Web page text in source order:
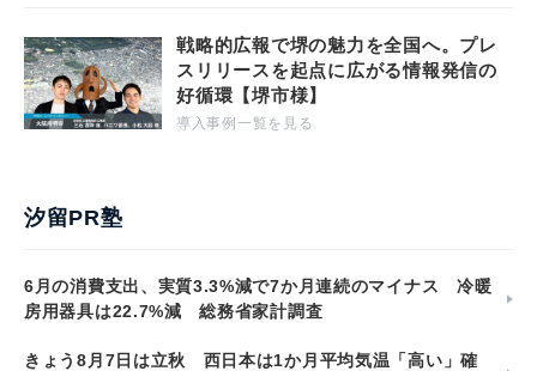
戦略的広報で堺の魅力を全国へ。プレ
スリリースを起点に広がる情報発信の
好循環【堺市様】
導入事例一覧を見る
汐留PR塾
6月の消費支出、実質3.3%減で7か月連続のマイナス 冷暖
房用器具は22.7%減 総務省家計調査
きょう8月7日は立秋 西日本は1か月平均気温「高い」確